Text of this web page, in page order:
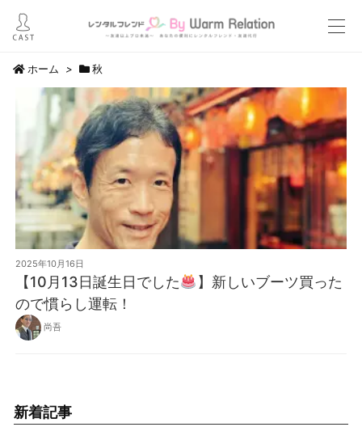
ホーム > 秋
2025年10月16日
【10月13日誕生日でした
】新しいブーツ買った
ので慣らし運転！
尚吾
新着記事